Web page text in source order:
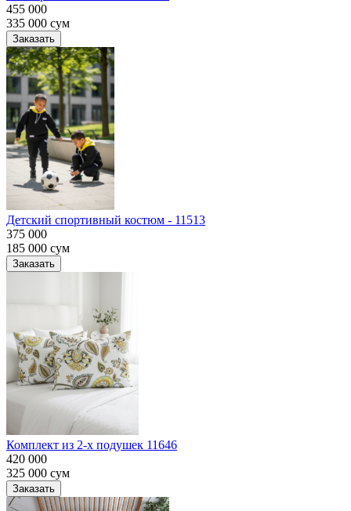
455 000
335 000 сум
Заказать
Детский спортивный костюм - 11513
375 000
185 000 сум
Заказать
Комплект из 2-х подушек 11646
420 000
325 000 сум
Заказать